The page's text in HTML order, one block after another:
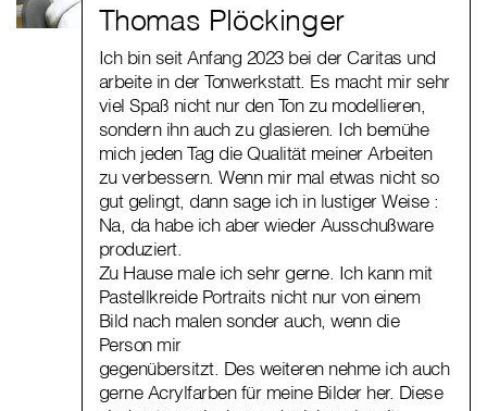
Thomas Plöckinger
Ich bin seit Anfang 2023 bei der Caritas und
arbeite in der Tonwerkstatt. Es macht mir sehr
viel Spaß nicht nur den Ton zu modellieren,
sondern ihn auch zu glasieren. Ich bemühe
mich jeden Tag die Qualität meiner Arbeiten
zu verbessern. Wenn mir mal etwas nicht so
gut gelingt, dann sage ich in lustiger Weise :
Na, da habe ich aber wieder Ausschußware
produziert.
Zu Hause male ich sehr gerne. Ich kann mit
Pastellkreide Portraits nicht nur von einem
Bild nach malen sonder auch, wenn die
Person mir
gegenübersitzt. Des weiteren nehme ich auch
gerne Acrylfarben für meine Bilder her. Diese